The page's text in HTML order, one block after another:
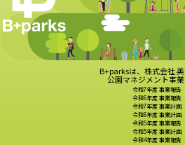
B+parksは、株式会社
公園マネジメント事業
令和7年度 事業報告
令和6年度 事業報告
令和7年度 事業計画
令和6年度 事業計画
令和5年度 事業報告
令和5年度 事業計画
令和4年度 事業報告